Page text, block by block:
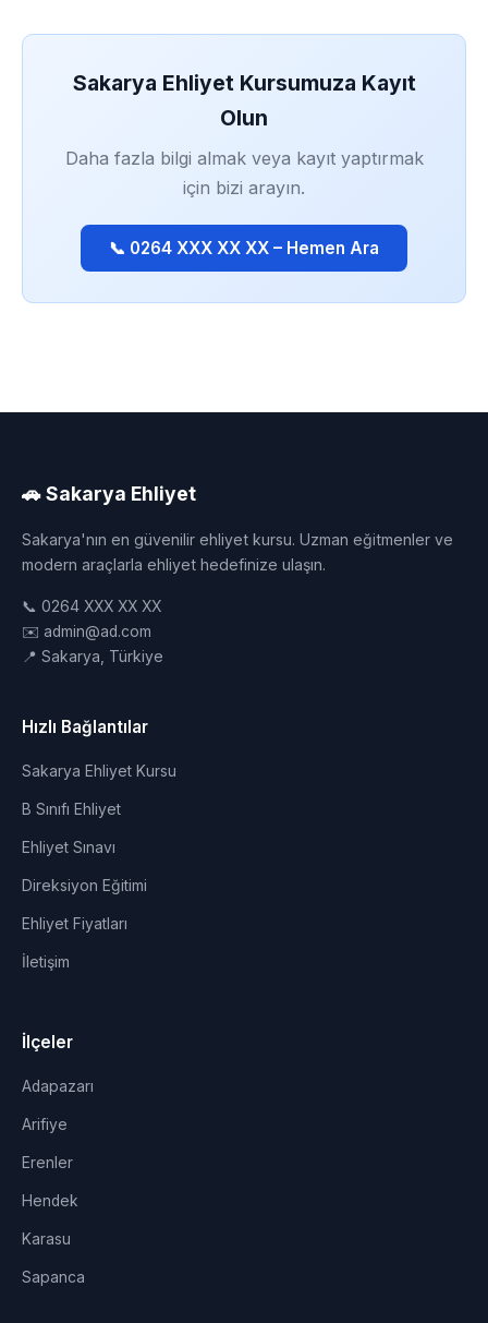
Sakarya Ehliyet Kursumuza Kayıt
Olun
Daha fazla bilgi almak veya kayıt yaptırmak
için bizi arayın.
📞 0264 XXX XX XX – Hemen Ara
🚗 Sakarya Ehliyet
Sakarya'nın en güvenilir ehliyet kursu. Uzman eğitmenler ve
modern araçlarla ehliyet hedefinize ulaşın.
📞 0264 XXX XX XX
✉️ admin@ad.com
📍 Sakarya, Türkiye
Hızlı Bağlantılar
Sakarya Ehliyet Kursu
B Sınıfı Ehliyet
Ehliyet Sınavı
Direksiyon Eğitimi
Ehliyet Fiyatları
İletişim
İlçeler
Adapazarı
Arifiye
Erenler
Hendek
Karasu
Sapanca